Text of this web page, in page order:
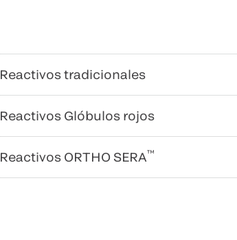
Reactivos tradicionales
Reactivos Glóbulos rojos
Reactivos ORTHO SERA™